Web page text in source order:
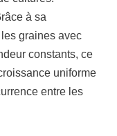
à sa
graines avec
constants, ce
uniforme
entre les